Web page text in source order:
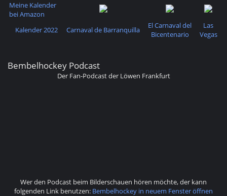
Meine Kalender
bei Amazon
Kalender 2022
Carnaval de Barranquilla
El Carnaval del
Bicentenario
Las
Vegas
Bembelhockey Podcast
Der Fan-Podcast der Löwen Frankfurt
Wer den Podcast beim Bilderschauen hören möchte, der kann
folgenden Link benutzen: Bembelhockey in neuem Fenster öffnen